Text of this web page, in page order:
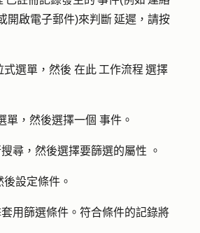
開啟電子郵件)來判斷 延遲，請按
式選單，然後 在此 工作流程 選擇
單，然後選擇一個 事件 。
尋，然後選擇要篩選的屬性 。
後設定條件。
用篩選條件 。符合條件的記錄將